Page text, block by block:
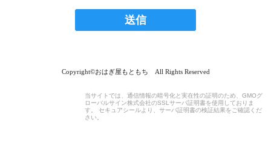
Copyright©おはぎ屋もともち All Rights Reserved
当サイトでは、通信情報の暗号化と実在性の証明のため、GMOグ
ローバルサイン株式会社のSSLサーバ証明書を使用しておりま
す。 セキュアシールより、サーバ証明書の検証結果をご確認くだ
さい。